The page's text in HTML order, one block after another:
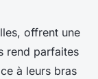
offrent une
rend parfaites
à leurs bras